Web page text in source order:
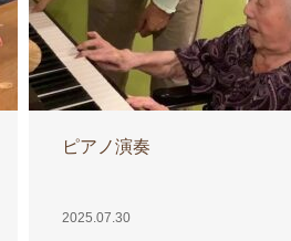
ピアノ演奏
2025.07.30